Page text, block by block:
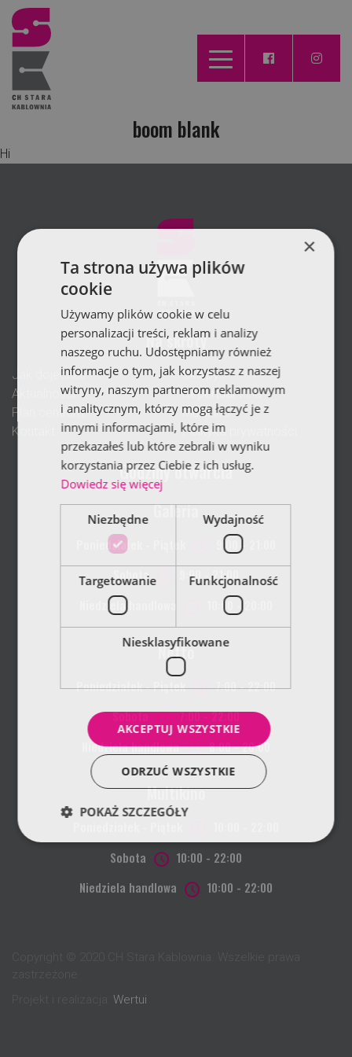
boom blank
Hi
Na skróty
Jak dojechać
Aktualności
Plan centrum
Kontakt
Sklepy
Repertuar kina
Multikino
Polityka prywatności
Godziny otwarcia
Galeria
Poniedziałek - Piątek
9:00 - 21:00
Sobota
9:00 - 21:00
Niedziela handlowa
10:00 - 20:00
Netto
Poniedziałek - Piątek
7:00 - 22:00
Sobota
7:00 - 22:00
Niedziela handlowa
8:00 - 20:00
Multikino
Sobota
10:00 - 22:00
Niedziela handlowa
10:00 - 22:00
Wertui
×
Ta strona używa plików
cookie
Używamy plików cookie w celu
personalizacji treści, reklam i analizy
naszego ruchu. Udostępniamy również
informacje o tym, jak korzystasz z naszej
witryny, naszym partnerom reklamowym
i analitycznym, którzy mogą łączyć je z
innymi informacjami, które im
przekazałeś lub które zebrali w wyniku
korzystania przez Ciebie z ich usług.
Dowiedz się więcej
Niezbędne Wydajność
Targetowanie Funkcjonalność
Niesklasyfikowane
AKCEPTUJ WSZYSTKIE
ODRZUĆ WSZYSTKIE
POKAŻ SZCZEGÓŁY